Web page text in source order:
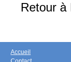
Retour à
Accueil